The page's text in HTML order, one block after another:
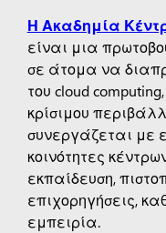
Η Ακαδημία
είναι μια
σε άτομα να
του cloud
κρίσιμου
συνεργάζεται με
κοινότητες
εκπαίδευση,
επιχορηγήσεις,
εμπειρία.